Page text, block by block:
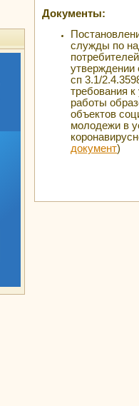
Документы:
служды по
утверждении
сп 3.1/
требования
работы
объектов
молодежи в
документ)